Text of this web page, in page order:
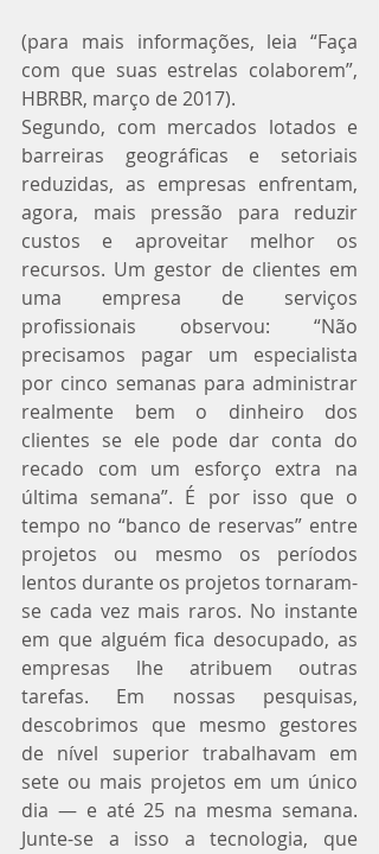
(para mais informações, leia “Faça
com que suas estrelas colaborem”,
HBRBR, março de 2017).
Segundo, com mercados lotados e
barreiras geográficas e setoriais
reduzidas, as empresas enfrentam,
agora, mais pressão para reduzir
custos e aproveitar melhor os
recursos. Um gestor de clientes em
uma empresa de serviços
profissionais observou: “Não
precisamos pagar um especialista
por cinco semanas para administrar
realmente bem o dinheiro dos
clientes se ele pode dar conta do
recado com um esforço extra na
última semana”. É por isso que o
tempo no “banco de reservas” entre
projetos ou mesmo os períodos
lentos durante os projetos tornaram-
se cada vez mais raros. No instante
em que alguém fica desocupado, as
empresas lhe atribuem outras
tarefas. Em nossas pesquisas,
descobrimos que mesmo gestores
de nível superior trabalhavam em
sete ou mais projetos em um único
dia — e até 25 na mesma semana.
Junte-se a isso a tecnologia, que